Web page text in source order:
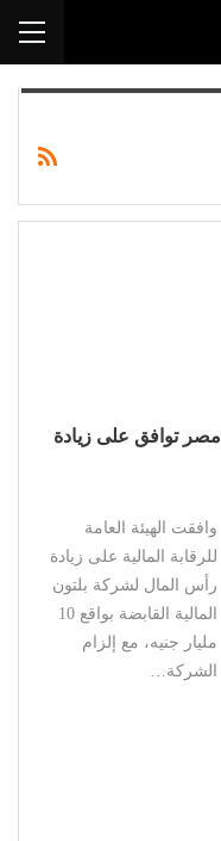
في مصر توافق على زيادة
وافقت الهيئة العامة
للرقابة المالية على زيادة
رأس المال لشركة بلتون
المالية القابضة بواقع 10
مليار جنيه، مع إلزام
الشركة…